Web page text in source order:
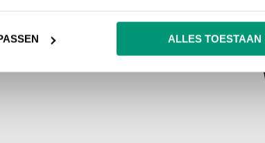
ALLES TOESTAAN